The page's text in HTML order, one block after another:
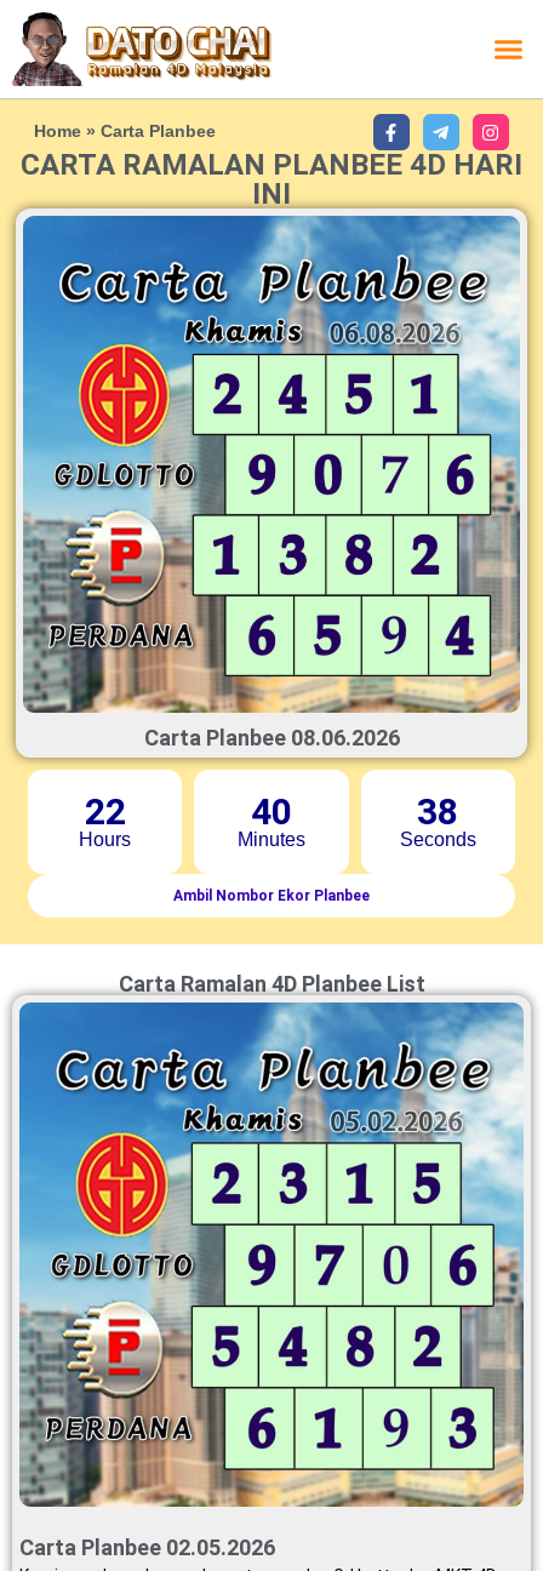
Home »Carta Planbee
CARTA RAMALAN PLANBEE 4D HARI
INI
22
Hours
40
Minutes
37
Seconds
Ambil Nombor Ekor Planbee
Carta Planbee 08.06.2026
Carta Ramalan 4D Planbee List
Carta Planbee 02.05.2026